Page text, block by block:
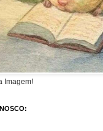
Imagem!